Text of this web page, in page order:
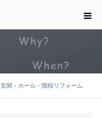
玄関・ホール・階段リフォーム